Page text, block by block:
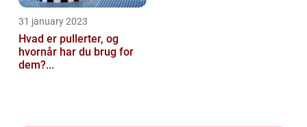
31 january 2023
Hvad er pullerter, og
hvornår har du brug for
dem?...